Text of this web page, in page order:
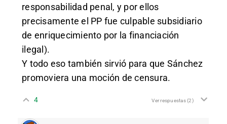
responsabilidad penal, y por ellos
precisamente el PP fue culpable subsidiario
de enriquecimiento por la financiación
ilegal).
Y todo eso también sirvió para que Sánchez
promoviera una moción de censura.
4 Ver respuestas(2)